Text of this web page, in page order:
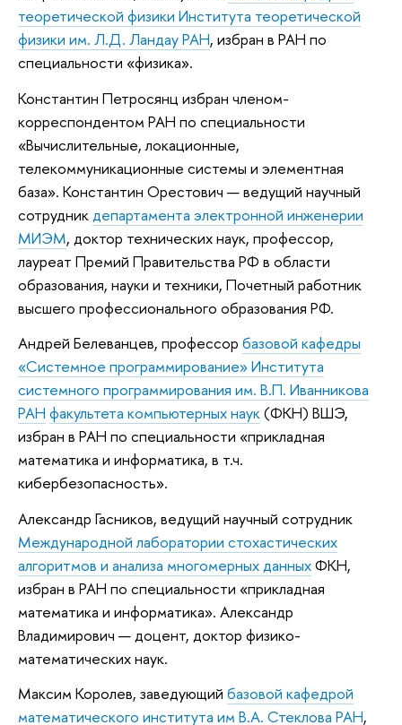
теоретической физики Института теоретической
физики им. Л.Д. Ландау РАН, избран в РАН по
специальности «физика».
Константин Петросянц избран членом-
корреспондентом РАН по специальности
«Вычислительные, локационные,
телекоммуникационные системы и элементная
база». Константин Орестович — ведущий научный
сотрудник департамента электронной инженерии
МИЭМ, доктор технических наук, профессор,
лауреат Премий Правительства РФ в области
образования, науки и техники, Почетный работник
высшего профессионального образования РФ.
Андрей Белеванцев, профессор базовой кафедры
«Системное программирование» Института
системного программирования им. В.П. Иванникова
РАН факультета компьютерных наук(ФКН) ВШЭ,
избран в РАН по специальности «прикладная
математика и информатика, в т.ч.
кибербезопасность».
Александр Гасников, ведущий научный сотрудник
Международной лаборатории стохастических
алгоритмов и анализа многомерных данныхФКН,
избран в РАН по специальности «прикладная
математика и информатика». Александр
Владимирович — доцент, доктор физико-
математических наук.
Максим Королев, заведующий базовой кафедрой
математического института им В.А. Стеклова РАН,